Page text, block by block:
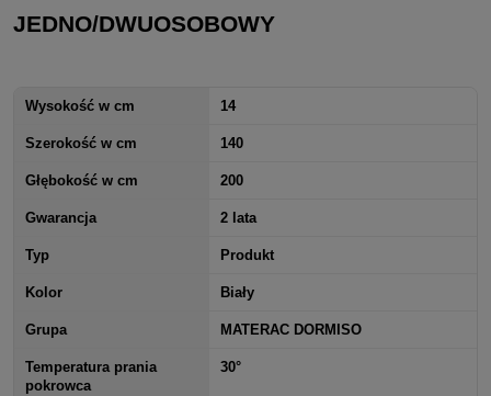
JEDNO/DWUOSOBOWY
Wysokość w cm 14
Szerokość w cm 140
Głębokość w cm 200
Gwarancja 2 lata
Typ Produkt
Kolor Biały
Grupa MATERAC DORMISO
Temperatura prania
pokrowca
30°